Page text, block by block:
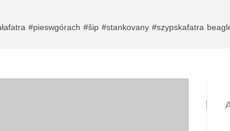
#pieswgórach #šip #stankovany #szypskafatra